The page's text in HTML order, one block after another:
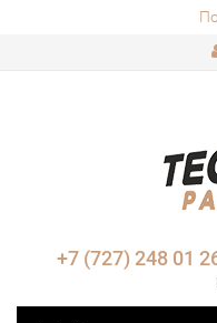
+7 (727) 248 01